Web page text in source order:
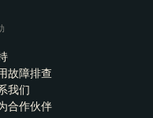
故障排查
我们
合作伙伴